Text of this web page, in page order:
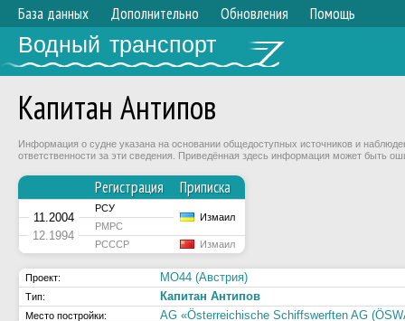
База данных Дополнительно Обновления Помощь
Водный транспорт
Капитан Антипов
Информация о судне указана на основании общедоступных источников и
ответственности за эти сведения. Приведённая здесь информация может быть
Регистрация Приписка
11.2004
РСУ
Измаил
12.1994
РМРС
РСССР
Измаил
Проект: MO44 (Австрия)
Тип: Капитан Антипов
Место постройки: AG «Österreichische Schiffswerften AG